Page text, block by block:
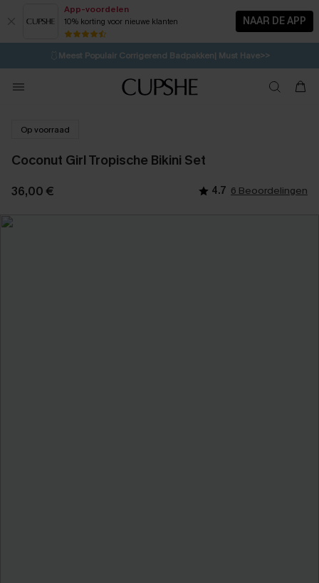
App-voordelen
10% korting voor nieuwe klanten NAAR DE APP
⚡️LAATSTE KANS | Tot 50% korting>>
🩱Meest Populair Corrigerend Badpakken| Must Have>>
💌Abonneer je & ontvang tot 15% korting>>
Koop 3, krijg 15% korting | CODE: SW15 1D:7H:13M:40S
Op voorraad
Coconut Girl Tropische Bikini Set
36,00 € 4.7 6 Beoordelingen